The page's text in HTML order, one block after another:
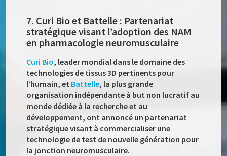
7. Curi Bio et Battelle : Partenariat
stratégique visant l’adoption des NAM
en pharmacologie neuromusculaire
Curi Bio, leader mondial dans le domaine des
technologies de tissus 3D pertinents pour
l’humain, et Battelle, la plus grande
organisation indépendante à but non lucratif au
monde dédiée à la recherche et au
développement, ont annoncé un partenariat
stratégique visant à commercialiser une
technologie de test de nouvelle génération pour
la jonction neuromusculaire.